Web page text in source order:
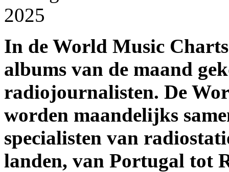
2025
In de World Music
albums van de maand
radiojournalisten. De
worden maandelijks
specialisten van
landen, van Portugal tot